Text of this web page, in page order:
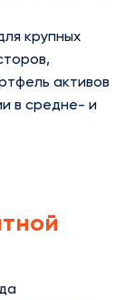
крупных
активов
в средне- и